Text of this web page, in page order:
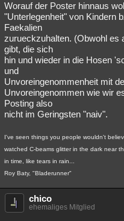
Worauf der Poster hinnaus
"Unterlegenheit" von Kindern
Faekalien
zurueckzuhalten. (Obwohl es
gibt, die sich
hin und wieder in die Hosen
und
Unvoreingenommenheit mit
Unvoreingenommen wie wir
Posting also
nicht im Geringsten "naiv".
I've seen things you people wouldn't
watched C-beams glitter in the dark near
in time, like tears in rain...
Roy Baty, "Bladerunner"
chico
ehemaliges Mitglied